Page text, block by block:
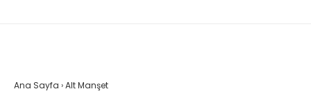
Ana Sayfa ›Alt Manşet